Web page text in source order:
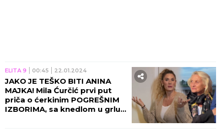
ELITA 9 00:45 22.01.2024
JAKO JE TEŠKO BITI ANINA
MAJKA! Mila Ćurčić prvi put
priča o ćerkinim POGREŠNIM
IZBORIMA, sa knedlom u grlu